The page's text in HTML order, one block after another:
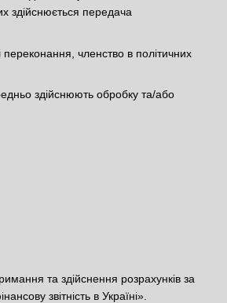
здійснюється передача
переконання, членство в політичних
здійснюють обробку та/або
та здійснення розрахунків за
звітність в Україні».